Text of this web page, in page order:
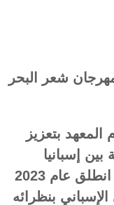
شعر البحر
المعهد بتعزيز
بين إسبانيا
وشمال إفريقيا، في إطار مهرجان انطلق عام 2023
بنظرائه